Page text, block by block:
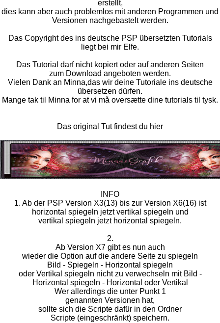
erstellt,
dies kann aber auch problemlos mit anderen Programmen und
Versionen nachgebastelt werden.
Das Copyright des ins deutsche PSP übersetzten Tutorials
liegt bei mir Elfe.
Das Tutorial darf nicht kopiert oder auf anderen Seiten
zum Download angeboten werden.
Vielen Dank an Minna,das wir deine Tutoriale ins deutsche
übersetzen dürfen.
Mange tak til Minna for at vi må oversætte dine tutorials til tysk.
Das original Tut findest du hier
INFO
1. Ab der PSP Version X3(13) bis zur Version X6(16) ist
horizontal spiegeln jetzt vertikal spiegeln und
vertikal spiegeln jetzt horizontal spiegeln.
2.
Ab Version X7 gibt es nun auch
wieder die Option auf die andere Seite zu spiegeln
Bild - Spiegeln - Horizontal spiegeln
oder Vertikal spiegeln nicht zu verwechseln mit Bild -
Horizontal spiegeln - Horizontal oder Vertikal
Wer allerdings die unter Punkt 1
genannten Versionen hat,
sollte sich die Scripte dafür in den Ordner
Scripte (eingeschränkt) speichern.